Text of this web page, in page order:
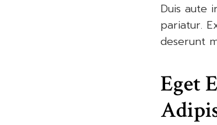
Duis aute
pariatur.
deserunt
Eget